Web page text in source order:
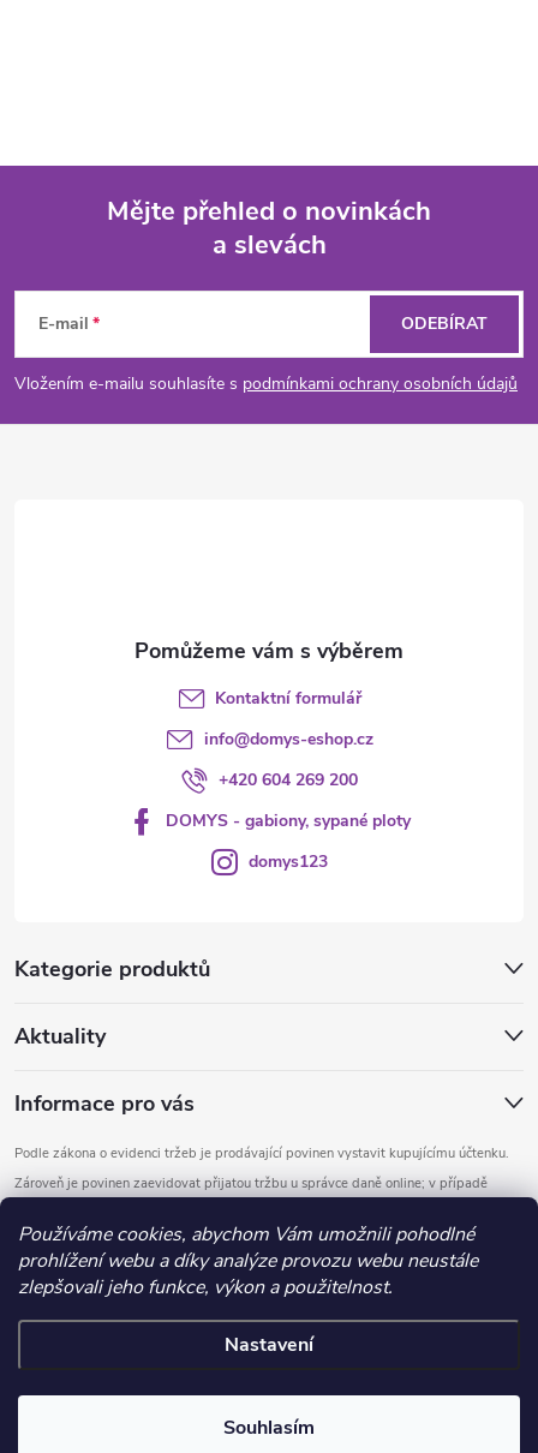
Používáme cookies, abychom Vám umožnili pohodlné
prohlížení webu a díky analýze provozu webu neustále
zlepšovali jeho funkce, výkon a použitelnost.
Nastavení
Souhlasím
a
í
p
p
a
Mějte přehled o novinkách
a slevách
E-mail
Vložením e-mailu souhlasíte s podmínkami ochrany osobních údajů
ODEBÍRAT
Kategorie produktů
Aktuality
Informace pro vás
Podle zákona o evidenci tržeb je prodávající povinen vystavit kupujícímu účtenku.
Zároveň je povinen zaevidovat přijatou tržbu u správce daně online; v případě
Kontaktní formulář
info@domys-eshop.cz
+420 604 269 200
DOMYS - gabiony, sypané ploty
domys123
Vytvořil Shoptet
Copyright 2026DOMYS. Všechna práva vyhrazena.
.detail-parameters img, .basic-description img, .extended-description